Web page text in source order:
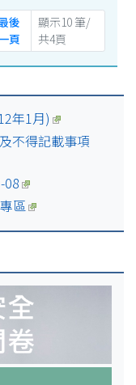
後
頁
顯示10 筆/
共4頁
年1月)
不得記載事項
08
區